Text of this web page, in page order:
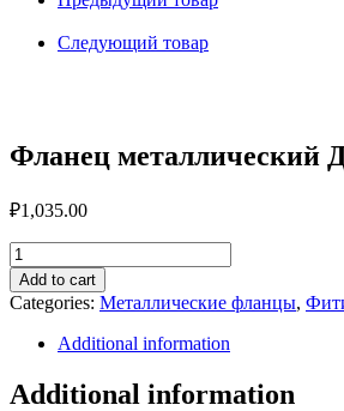
Следующий товар
Фланец металлический
₽1,035.00
Фланец
металлический
Ду80
quantity
Add to cart
Categories: Металлические фланцы,
Additional information
Additional information